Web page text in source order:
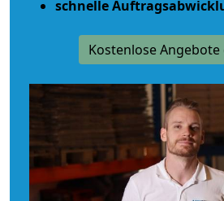
schnelle
Kostenlose